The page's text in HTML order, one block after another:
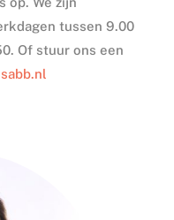
tussen 9.00
. Of stuur ons een